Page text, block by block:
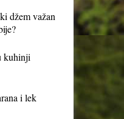
džem važan
kuhinji
i lek